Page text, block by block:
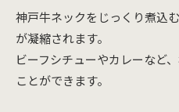
神戸牛ネックをじっくり煮込
が凝縮されます。
ビーフシチューやカレーなど
ことができます。